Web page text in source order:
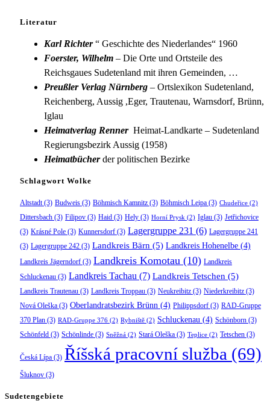
Literatur
Karl Richter“ Geschichte des Niederlandes“ 1960
Foerster, Wilhelm – Die Orte und Ortsteile des
Reichsgaues Sudetenland mit ihren Gemeinden, …
Preußler Verlag Nürnberg – Ortslexikon Sudetenland,
Reichenberg, Aussig ,Eger, Trautenau, Warnsdorf, Brünn,
Iglau
Heimatverlag Renner Heimat-Landkarte – Sudetenland
Regierungsbezirk Aussig (1958)
Heimatbücherder politischen Bezirke
Schlagwort Wolke
Altstadt(3) Budweis (3) Böhmisch Kamnitz (3) Böhmisch Leipa (3) Chudeřice (2)
Dittersbach (3) Filipov (3) Haid (3) Hely (3) Horní Prysk (2) Iglau (3) Jetřichovice
(3) Krásné Pole (3) Kunnersdorf (3) Lagergruppe 231 (6) Lagergruppe 241
(3) Lagergruppe 242 (3) Landkreis Bärn (5) Landkreis Hohenelbe (4)
Landkreis Jägerndorf (3) Landkreis Komotau (10) Landkreis
Schluckenau (3) Landkreis Tachau (7) Landkreis Tetschen (5)
Landkreis Trautenau (3) Landkreis Troppau (3) Neukreibitz (3) Niederkreibitz (3)
Nová Oleška (3) Oberlandratsbezirk Brünn (4) Philippsdorf (3) RAD-Gruppe
370 Plan (3) RAD-Gruppe 376 (2) Rybniště (2) Schluckenau (4) Schönborn (3)
Schönfeld (3) Schönlinde (3) Sněžná (2) Stará Oleška (3) Teplice (2) Tetschen (3)
Česká Lípa (3) Říšská pracovní služba (69)
Šluknov (3)
Sudetengebiete